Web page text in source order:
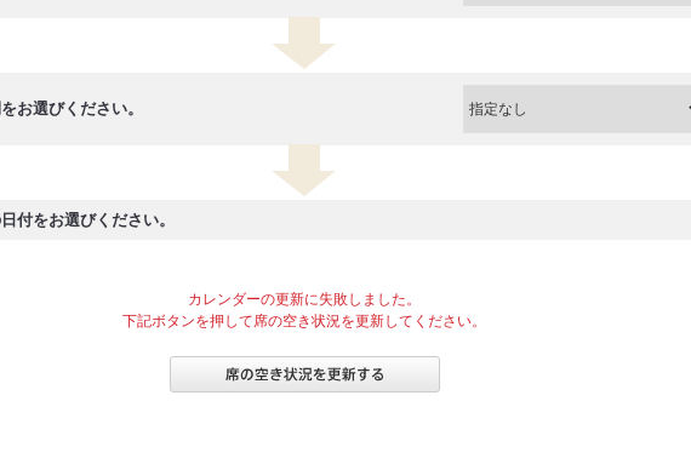
お選びください。
付をお選びください。
カレンダーの更新に失敗しました。
下記ボタンを押して席の空き状況を更新してください。